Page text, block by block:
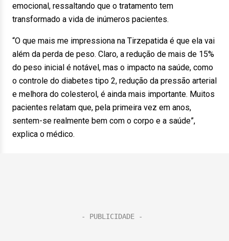
emocional, ressaltando que o tratamento tem
transformado a vida de inúmeros pacientes.
“O que mais me impressiona na Tirzepatida é que ela vai
além da perda de peso. Claro, a redução de mais de 15%
do peso inicial é notável, mas o impacto na saúde, como
o controle do diabetes tipo 2, redução da pressão arterial
e melhora do colesterol, é ainda mais importante. Muitos
pacientes relatam que, pela primeira vez em anos,
sentem-se realmente bem com o corpo e a saúde”,
explica o médico.